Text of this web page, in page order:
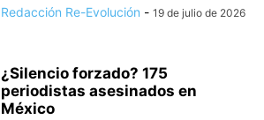
Redacción Re-Evolución - 19 de julio de 2026
¿Silencio forzado? 175
periodistas asesinados en
México